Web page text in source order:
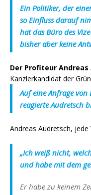
Ein Politiker, der
so Einfluss darauf
hat das Büro des
bisher aber keine
Der Profiteur
Kanzlerkandidat der
Auf eine Anfrage von
reagierte Audretsch
Andreas Audretsch,
„Ich weiß nicht,
und habe mit dem
Er habe zu keinem